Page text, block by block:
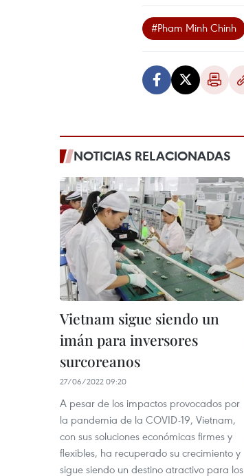
#Pham Minh Chinh
NOTICIAS RELACIONADAS
Vietnam sigue siendo un
imán para inversores
surcoreanos
27/06/2022 09:20
A pesar de los impactos provocados por
la pandemia de la COVID-19, Vietnam,
con sus soluciones económicas firmes y
flexibles, ha recuperado su crecimiento y
sigue siendo un destino atractivo para los